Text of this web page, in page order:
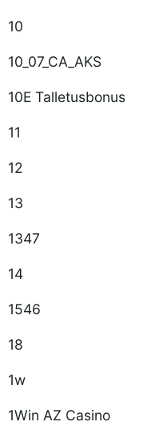
10
10_07_CA_AKS
10E Talletusbonus
11
12
13
1347
14
1546
18
1w
1Win AZ Casino